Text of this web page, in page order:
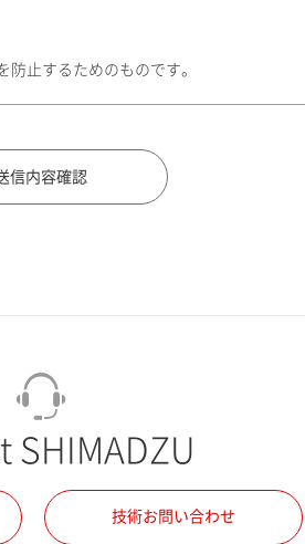
止するためのものです。
SHIMADZU
技術お問い合わせ